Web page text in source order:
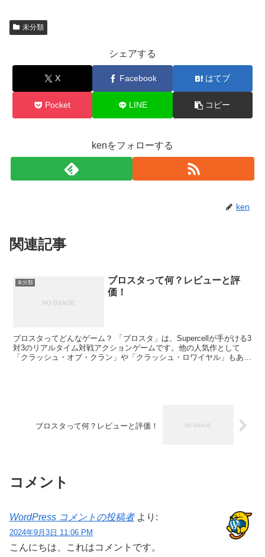
未分類
シェアする
X Facebook はてブ
Pocket LINE コピー
kenをフォローする
ken
関連記事
未分類
ブロスタって何？レビューと評
価！
ブロスタってどんなゲーム？ 「ブロスタ」は、Supercellが手がける3
対3のリアルタイム対戦アクションゲームです。他の人気作として
「クラッシュ・オブ・クラン」や「クラッシュ・ロワイヤル」もあ
ブロスタって何？レビューと評価！
コメント
WordPress コメントの投稿者 より:
2024年9月3日 11:06 PM
こんにちは、これはコメントです。